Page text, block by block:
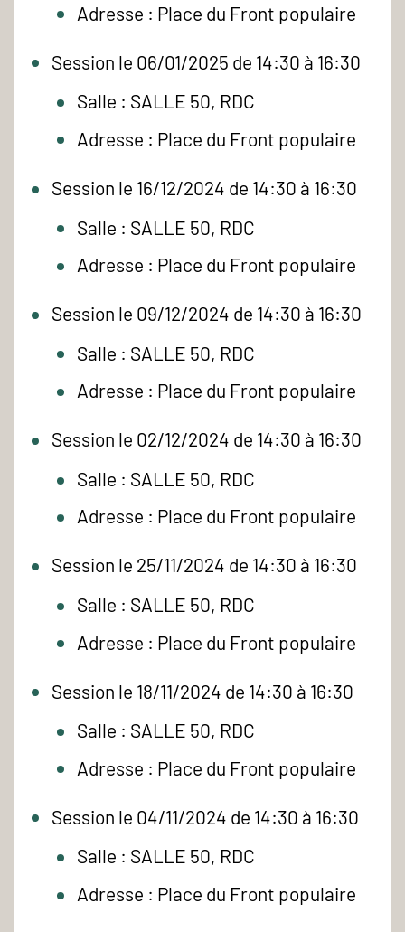
Adresse : Place du Front populaire
Session le 06/01/2025 de 14:30 à 16:30
Salle : SALLE 50, RDC
Adresse : Place du Front populaire
Session le 16/12/2024 de 14:30 à 16:30
Salle : SALLE 50, RDC
Adresse : Place du Front populaire
Session le 09/12/2024 de 14:30 à 16:30
Salle : SALLE 50, RDC
Adresse : Place du Front populaire
Session le 02/12/2024 de 14:30 à 16:30
Salle : SALLE 50, RDC
Adresse : Place du Front populaire
Session le 25/11/2024 de 14:30 à 16:30
Salle : SALLE 50, RDC
Adresse : Place du Front populaire
Session le 18/11/2024 de 14:30 à 16:30
Salle : SALLE 50, RDC
Adresse : Place du Front populaire
Session le 04/11/2024 de 14:30 à 16:30
Salle : SALLE 50, RDC
Adresse : Place du Front populaire